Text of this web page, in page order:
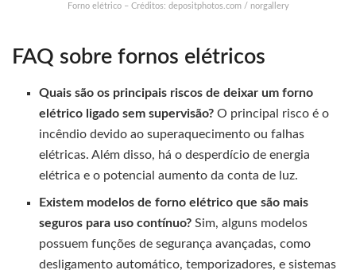
Forno elétrico – Créditos: depositphotos.com / norgallery
FAQ sobre fornos elétricos
Quais são os principais riscos de deixar um forno
elétrico ligado sem supervisão? O principal risco é o
incêndio devido ao superaquecimento ou falhas
elétricas. Além disso, há o desperdício de energia
elétrica e o potencial aumento da conta de luz.
Existem modelos de forno elétrico que são mais
seguros para uso contínuo? Sim, alguns modelos
possuem funções de segurança avançadas, como
desligamento automático, temporizadores, e sistemas